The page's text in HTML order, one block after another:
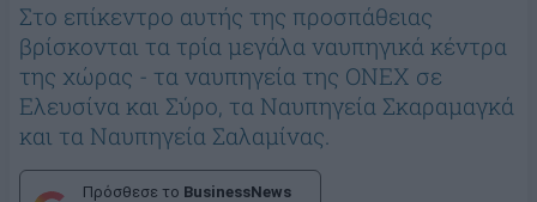
Στο επίκεντρο αυτής της προσπάθειας
βρίσκονται τα τρία μεγάλα ναυπηγικά κέντρα
της χώρας - τα ναυπηγεία της ONEX σε
Ελευσίνα και Σύρο, τα Ναυπηγεία Σκαραμαγκά
και τα Ναυπηγεία Σαλαμίνας.
Πρόσθεσε το BusinessNews